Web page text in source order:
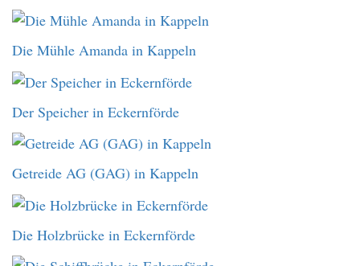
Die Mühle Amanda in Kappeln
Der Speicher in Eckernförde
Getreide AG (GAG) in Kappeln
Die Holzbrücke in Eckernförde